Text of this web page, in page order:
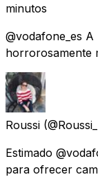
minutos
@vodafone_es
horrorosamente
Roussi
Estimado
para ofrecer